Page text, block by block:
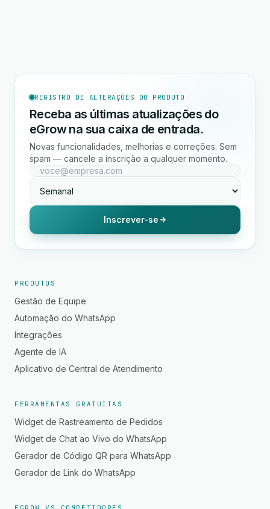
REGISTRO DE ALTERAÇÕES DO PRODUTO
Receba as últimas atualizações do
eGrow na sua caixa de entrada.
Novas funcionalidades, melhorias e correções. Sem
spam — cancele a inscrição a qualquer momento.
Inscrever-se
PRODUTOS
Gestão de Equipe
Automação do WhatsApp
Integrações
Agente de IA
Aplicativo de Central de Atendimento
FERRAMENTAS GRATUITAS
Widget de Rastreamento de Pedidos
Widget de Chat ao Vivo do WhatsApp
Gerador de Código QR para WhatsApp
Gerador de Link do WhatsApp